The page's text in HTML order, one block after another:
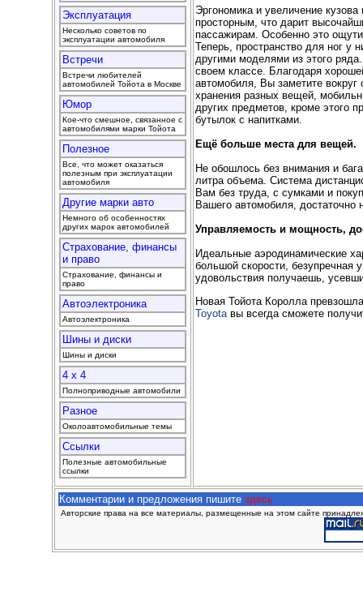
Эргономика и увеличение
просторным, что дарит
пассажирам. Особенно это
Теперь, пространство для ног у
другими моделями из этого
своем классе. Благодаря
автомобиля, Вы заметите
хранения разных вещей,
других предметов, кроме этого
бутылок с напитками.
Ещё больше места для вещей.
Не обошлось без внимания и
литра объема. Система
Вам без труда, с сумками и
Вашего автомобиля, достаточно
Управляемость и мощность,
Идеальные аэродинамические
большой скорости, безупречная
удовольствия получаешь,
Новая Тойота Королла
Toyota вы всегда сможете
Эксплуатация
Несколько советов по
эксплуатации автомобиля
Встречи
Встречи любителей
автомобилей Тойота в Москве
Юмор
Кое-что смешное, связанное с
автомобилями марки Тойота
Полезное
Все, что может оказаться
полезным при эксплуатации
автомобиля
Другие марки авто
Немного об особенностях
других марок автомобилей
Страхование, финансы
и право
Страхование, финансы и
право
Автоэлектроника
Автоэлектроника
Шины и диски
Шины и диски
4 x 4
Полноприводные автомобили
Разное
Околоавтомобильные темы
Ссылки
Полезные автомобильные
ссылки
Комментарии и предложения пишите здесь.
Авторские права на все материалы, размещенные на этом сайте